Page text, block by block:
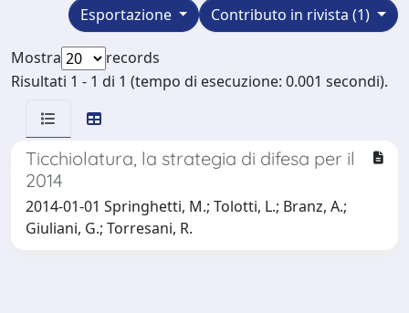
Contributo in rivista (1)
Esportazione
Mostra
records
Risultati 1 - 1 di 1 (tempo di esecuzione: 0.001 secondi).
Ticchiolatura, la strategia di difesa per il
2014
2014-01-01 Springhetti, M.; Tolotti, L.; Branz, A.;
Giuliani, G.; Torresani, R.